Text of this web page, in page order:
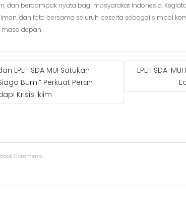
dan berdampak nyata bagi masyarakat Indonesia.
dan foto bersama seluruh peserta sebagai simbol
depan.
LPLH SDA MUI Satukan
Bumi” Perkuat Peran
Krisis Iklim
LPLH SDA-
Comments